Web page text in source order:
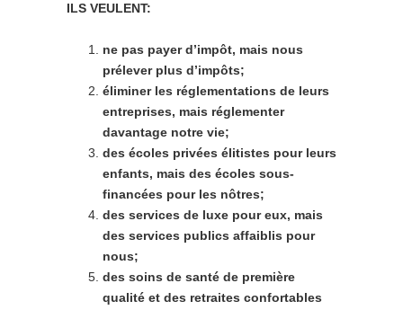
ILS VEULENT:
ne pas payer d’impôt, mais nous
prélever plus d’impôts;
éliminer les réglementations de leurs
entreprises, mais réglementer
davantage notre vie;
des écoles privées élitistes pour leurs
enfants, mais des écoles sous-
financées pour les nôtres;
des services de luxe pour eux, mais
des services publics affaiblis pour
nous;
des soins de santé de première
qualité et des retraites confortables